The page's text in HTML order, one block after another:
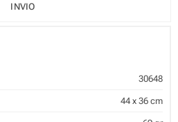
INVIO
30648
44 x 36 cm